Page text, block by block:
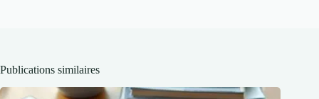
Publications similaires